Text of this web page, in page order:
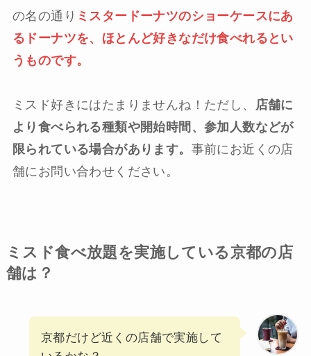
の名の通り ミスタードーナツのショーケースにあ
るドーナツを、ほとんど好きなだけ食べれるとい
うものです。
ミスド好きにはたまりませんね！ただし、
店舗に
より食べられる種類や開始時間、参加人数などが
限られている場合があります。 事前にお近くの店
舗にお問い合わせください。
ミスド食べ放題を実施している京都の店
舗は？
京都だけど近くの店舗で実施して